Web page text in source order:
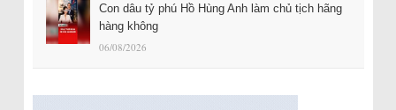
Con dâu tỷ phú Hồ Hùng Anh làm chủ tịch hãng
hàng không
06/08/2026